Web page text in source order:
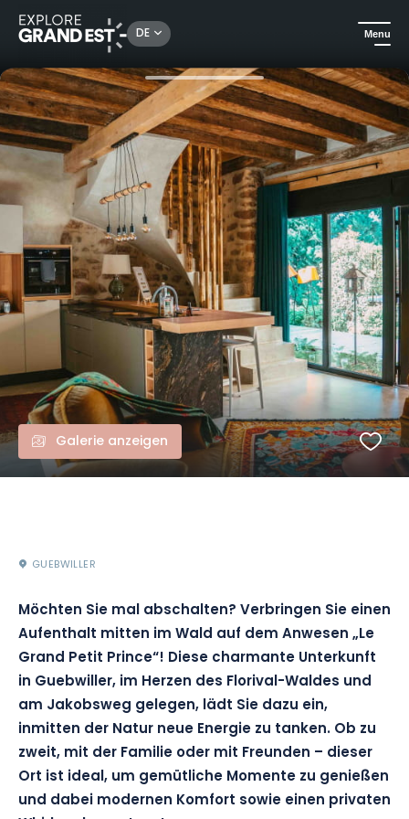
DE Menu
Sehenswertes in der Region Grand Est Domäne Le Grand Petit Prince
Galerie anzeigen
GUEBWILLER
Möchten Sie mal abschalten? Verbringen Sie einen
Aufenthalt mitten im Wald auf dem Anwesen „Le
Grand Petit Prince“! Diese charmante Unterkunft
in Guebwiller, im Herzen des Florival-Waldes und
am Jakobsweg gelegen, lädt Sie dazu ein,
inmitten der Natur neue Energie zu tanken. Ob zu
zweit, mit der Familie oder mit Freunden – dieser
Ort ist ideal, um gemütliche Momente zu genießen
und dabei modernen Komfort sowie einen privaten